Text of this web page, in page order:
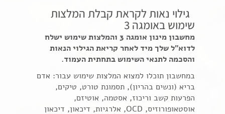
גילוי נאות לקראת קבלת המלצות
שימוש באומגה 3
מחשבון מינון אומגה 3 והמלצות שימוש ישלח
לדוא"ל שלך מיד לאחר קריאת הגילוי הנאות
והסכמה לתנאי השימוש בתחתית העמוד.
במחשבון תוכלו למצוא המלצות שימוש עבור: אדם
בריא (ונשים בהריון), תסמונת טורט, טיקים,
הפרעות קשב וריכוז, אסטמה, אוטיזם,
אוסטאופורוזיס, OCD, אלרגיות, דיכאון, דיכאון